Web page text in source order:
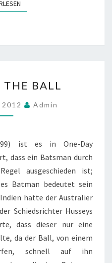
WEITERLESEN
THE
BALL
BALL
Admin
ist es in One-Day
dass ein Batsman durch
ausgeschieden ist;
Batman bedeutet sein
hatte der Australier
Schiedsrichter Husseys
dass dieser nur eine
da der Ball, von einem
schnell auf ihn